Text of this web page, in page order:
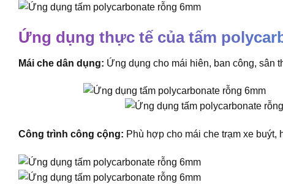
Ứng dụng thực tế của tấm
Mái che dân dụng: Ứng dụng cho mái hiên, ban công, sân
Công trình công cộng: Phù hợp cho mái che trạm xe